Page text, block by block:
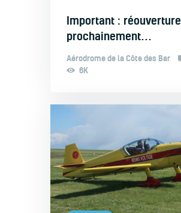
Important : réouverture
prochainement…
Aérodrome de la Côte des Bar
6K